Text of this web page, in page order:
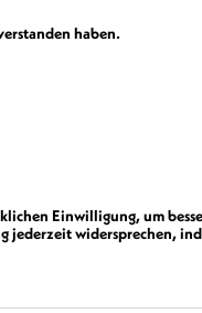
haben.
Einwilligung, um
jederzeit widersprechen,